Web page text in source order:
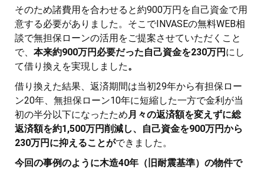
そのため諸費用を合わせると約900万円を自己資金で用
意する必要がありました。そこでINVASEの無料WEB相
談で無担保ローンの活用をご提案させていただくこと
で、 本来約900万円必要だった自己資金を230万円 にし
て借り換えを実現しました。
借り換えた結果、返済期間は当初29年から有担保ロー
ン20年、無担保ローン10年に短縮した一方で金利が当
初の半分以下になったため月々の返済額を変えずに総
返済額を約1,500万円削減し、自己資金を900万円から
230万円に抑えることができました。
今回の事例のように木造40年（旧耐震基準）の物件で